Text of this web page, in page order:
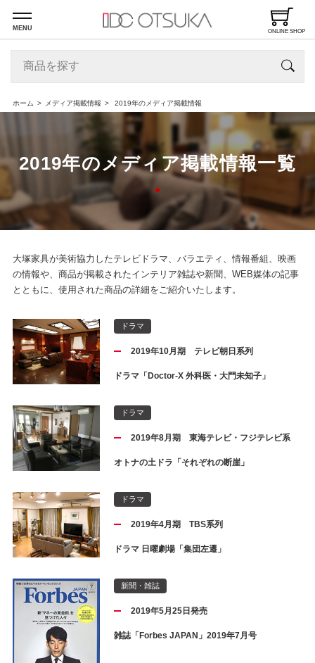
MENU ONLINE SHOP
ホーム メディア掲載情報 2019年のメディア掲載情報
2019年のメディア掲載情報一覧
大塚家具が美術協力したテレビドラマ、バラエティ、情報番組、映画
の情報や、商品が掲載されたインテリア雑誌や新聞、WEB媒体の記事
とともに、使用された商品の詳細をご紹介いたします。
ドラマ
2019年10月期 テレビ朝日系列
ドラマ「Doctor-X 外科医・大門未知子」
ドラマ
2019年8月期 東海テレビ・フジテレビ系
オトナの土ドラ「それぞれの断崖」
ドラマ
2019年4月期 TBS系列
ドラマ 日曜劇場「集団左遷」
新聞・雑誌
2019年5月25日発売
雑誌「Forbes JAPAN」2019年7月号